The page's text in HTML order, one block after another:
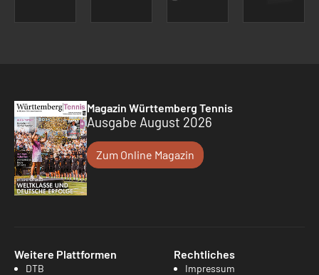
Magazin Württemberg Tennis
Ausgabe August 2026
Zum Online Magazin
Weitere Plattformen
DTB
Rechtliches
Impressum